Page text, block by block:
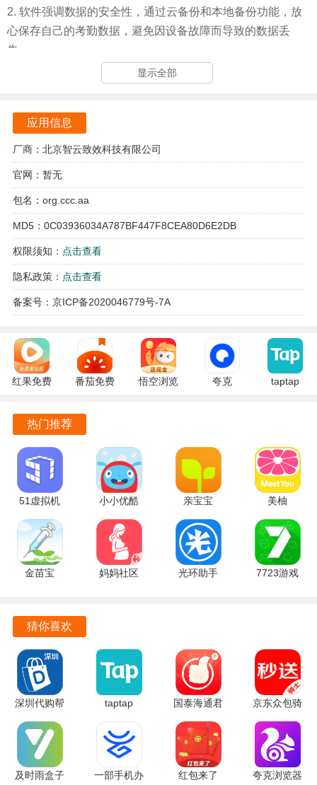
2. 软件强调数据的安全性，通过云备份和本地备份功能，放
心保存自己的考勤数据，避免因设备故障而导致的数据丢
失。
3. 考勤助手支持多种工作制的灵活设置，根据自身的工作需
求。
4. 考勤助手还通过日历显示的方式，将各种考勤信息一目了
然地呈现给用户，极大地方便了统计和查询。
考勤助手软件亮点
1. 高效的统计分析能力：考勤助手能够快速生成月薪和工作
时长的统计报表，帮助用户更好地了解自己的工作状态和收
入情况。
2. 灵活的考勤设置：无论是弹性工作制还是一天多班制，考
勤助手都能满足用户的个性化需求，确保考勤管理的灵活性
3. 及时的打卡提醒：考勤助手具备打卡提醒功能，帮助用户
不再错过任何一次打卡，确保考勤记录的准确性。
4. 安全的密码保护：为考勤助手设置密码，确保个人数据的
隐私安全，让用户使用更放心。
5. 直观的日历展示：考勤助手通过日历的形式展示考勤信
息，轻松查看每一天的打卡记录和假期安排，避免信息混
乱。
考勤助手软件功能
1. 打卡记录：随时记录自己的打卡时间，避免因记忆错误而
导致的考勤问题。
请假、年假等，方便用户随时查询。
3. 统计查询：提供月薪和工作时长的详细统计，帮助用户清
晰了解自己的劳动付出和收入情况。
4. 云备份：支持将考勤数据备份到云端，随时恢复数据，确
保信息安全。
5. 自定义工作制：根据自身的工作需求，自由设置工作制，
灵活应对各种考勤场景。
显示全部
应用信息
厂商：北京智云致效科技有限公司
官网：暂无
包名：org.ccc.aa
MD5：0C03936034A787BF447F8CEA80D6E2DB
权限须知： 点击查看
隐私政策： 点击查看
备案号：京ICP备2020046779号-7A
红果免费
7.2.9.32
官方版
番茄免费
7.2.9.32
悟空浏览
夸克
taptap
热门推荐
51虚拟机
1.3.1.3.40-
64cnfn 官
方版
小小优酷
5.5.0 官方
版
亲宝宝
11.14.7 手
机版
美柚
9.09.0.0 最
新版
金苗宝
妈妈社区
光环助手
7723游戏
猜你喜欢
深圳代购帮
2.3.29 安卓
版
taptap
2.96.8-
rel#100000
安卓版
国泰海通君
弘 9.30.20
安卓版
京东众包骑
手 12.29.0
最新版
及时雨盒子
一部手机办
红包来了
夸克浏览器